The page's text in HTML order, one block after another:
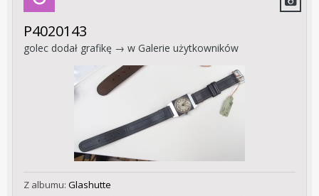
P4020143
golec dodał grafikę → w Galerie użytkowników
Z albumu: Glashutte